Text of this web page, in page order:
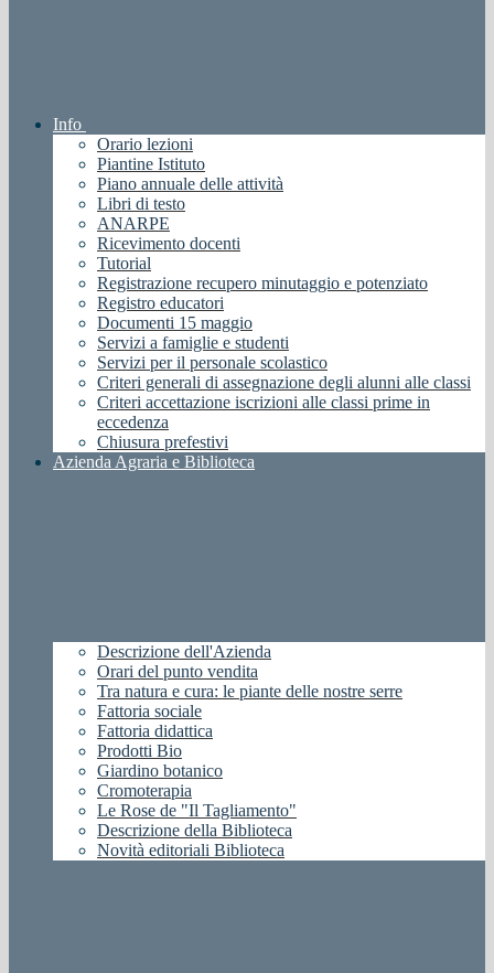
Info
Orario lezioni
Piantine Istituto
Piano annuale delle attività
Libri di testo
ANARPE
Ricevimento docenti
Tutorial
Registrazione recupero minutaggio e potenziato
Registro educatori
Documenti 15 maggio
Servizi a famiglie e studenti
Servizi per il personale scolastico
Criteri generali di assegnazione degli alunni alle classi
Criteri accettazione iscrizioni alle classi prime in
eccedenza
Chiusura prefestivi
Azienda Agraria e Biblioteca
Descrizione dell'Azienda
Orari del punto vendita
Tra natura e cura: le piante delle nostre serre
Fattoria sociale
Fattoria didattica
Prodotti Bio
Giardino botanico
Cromoterapia
Le Rose de "Il Tagliamento"
Descrizione della Biblioteca
Novità editoriali Biblioteca